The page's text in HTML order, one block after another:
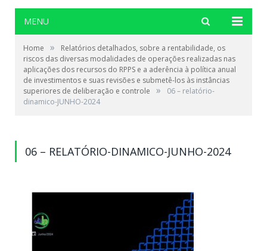
MENU
Home »
Relatórios detalhados, sobre a rentabilidade, os
riscos das diversas modalidades de operações realizadas nas
aplicações dos recursos do RPPS e a aderência à política anual
de investimentos e suas revisões e submetê-los às instâncias
superiores de deliberação e controle
»
06 – relatório-
dinamico-JUNHO-2024
06 – RELATÓRIO-DINAMICO-JUNHO-2024